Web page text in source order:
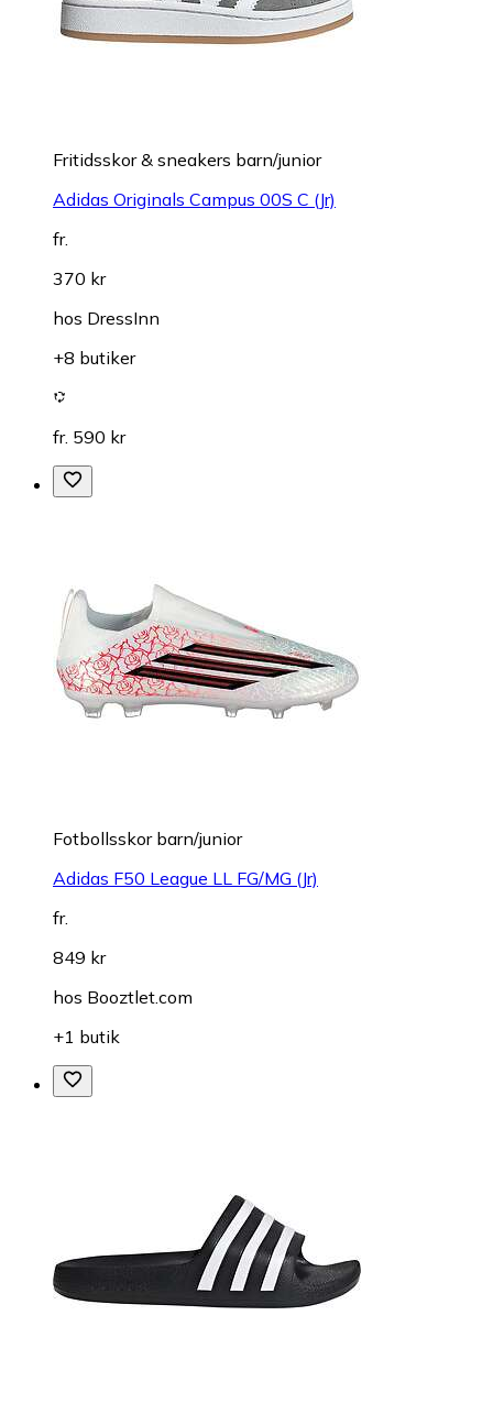
Fritidsskor & sneakers barn/junior
Adidas Originals Campus 00S C (Jr)
fr.
370 kr
hos DressInn
+8 butiker
fr. 590 kr
Fotbollsskor barn/junior
Adidas F50 League LL FG/MG (Jr)
fr.
849 kr
hos Booztlet.com
+1 butik